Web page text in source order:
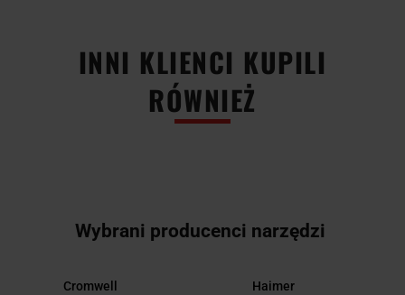
INNI KLIENCI KUPILI
RÓWNIEŻ
Wybrani producenci narzędzi
Cromwell
Haimer